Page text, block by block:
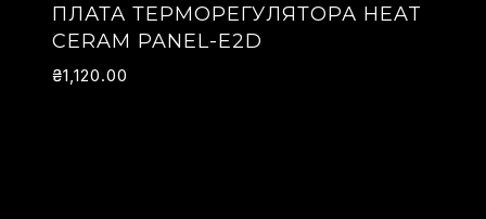
ПЛАТА ТЕРМОРЕГУЛЯТОРА HEAT
CERAM PANEL-E2D
₴1,120.00